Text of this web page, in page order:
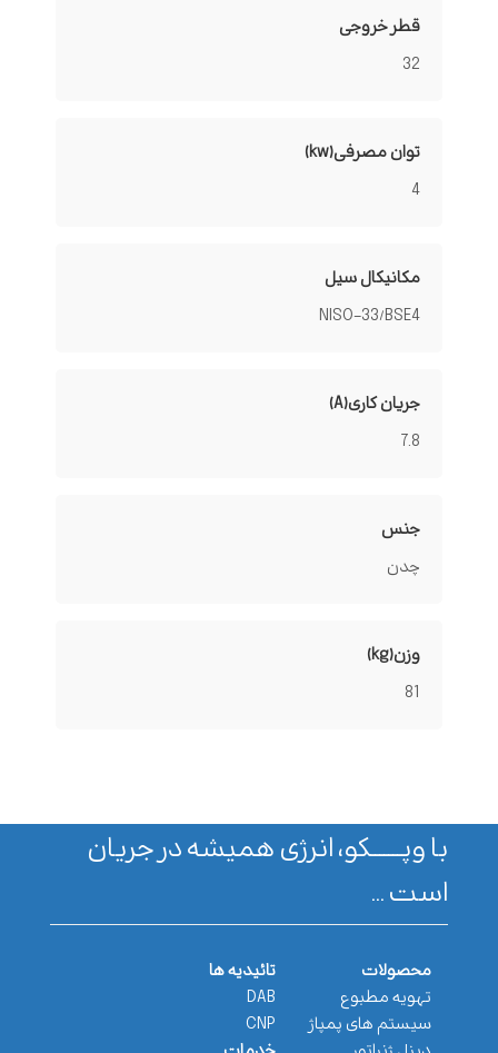
قطر خروجی
32
توان مصرفی(kw)
4
مکانیکال سیل
NISO-33/BSE4
جریان کاری(A)
7.8
جنس
چدن
وزن(kg)
81
با وپـــــــکو، انرژی همیشه در جریان
است ...
محصولات
تهویه مطبوع
سیستم های پمپاژ
تائیدیه ها
DAB
CNP